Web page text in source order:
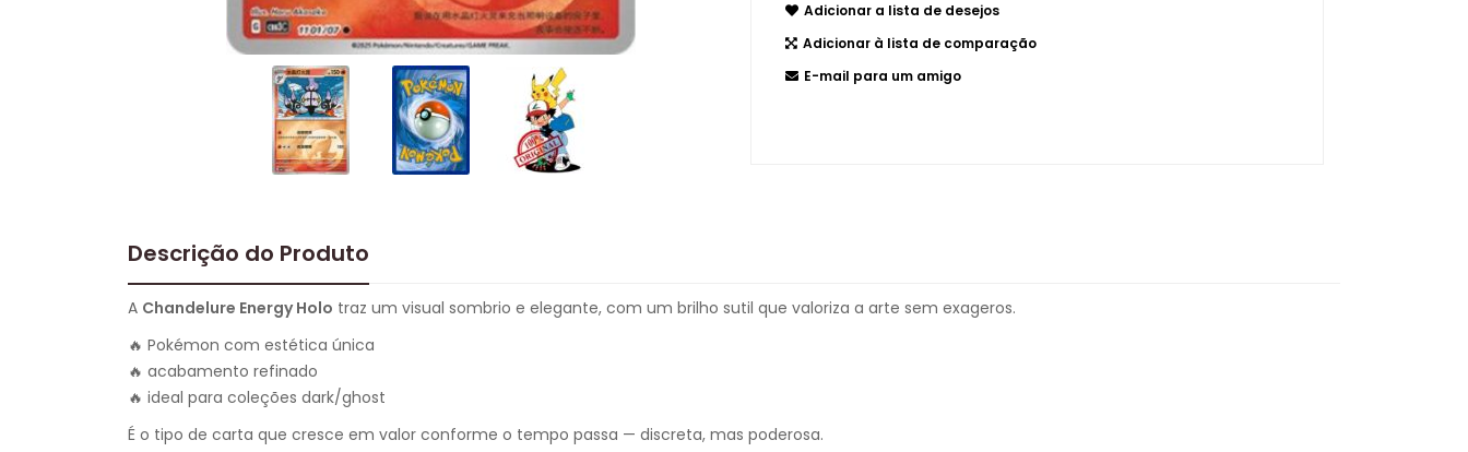
Adicionar a lista de desejos
Adicionar à lista de comparação
E-mail para um amigo
Descrição do Produto
A Chandelure Energy Holo traz um visual sombrio e elegante, com um brilho sutil que valoriza a arte sem exageros.
🔥 Pokémon com estética única
🔥 acabamento refinado
🔥 ideal para coleções dark/ghost
É o tipo de carta que cresce em valor conforme o tempo passa — discreta, mas poderosa.